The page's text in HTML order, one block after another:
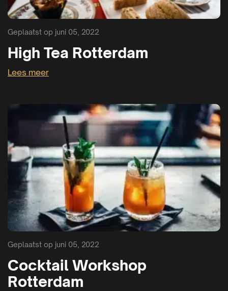
Geplaatst op juni 05, 2022
High Tea Rotterdam
Lees meer
Geplaatst op juni 05, 2022
Cocktail Workshop
Rotterdam